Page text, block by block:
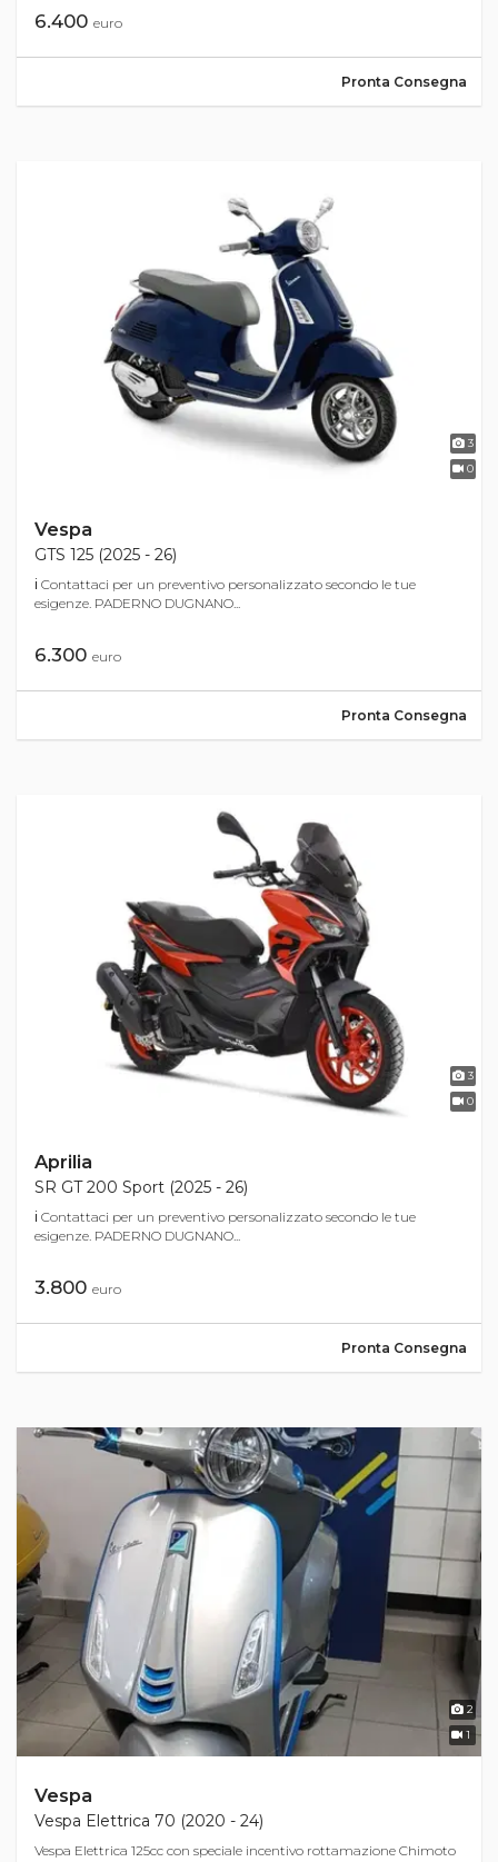
6.400 euro
Pronta Consegna
3
0
Vespa
GTS 125 (2025 - 26)
ℹ Contattaci per un preventivo personalizzato secondo le tue
esigenze. PADERNO DUGNANO...
6.300 euro
Pronta Consegna
3
0
Aprilia
SR GT 200 Sport (2025 - 26)
ℹ Contattaci per un preventivo personalizzato secondo le tue
esigenze. PADERNO DUGNANO...
3.800 euro
Pronta Consegna
2
1
Vespa
Vespa Elettrica 70 (2020 - 24)
Vespa Elettrica 125cc con speciale incentivo rottamazione Chimoto